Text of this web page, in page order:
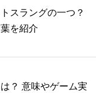
スラングの一つ？
を紹介
？ 意味やゲーム実